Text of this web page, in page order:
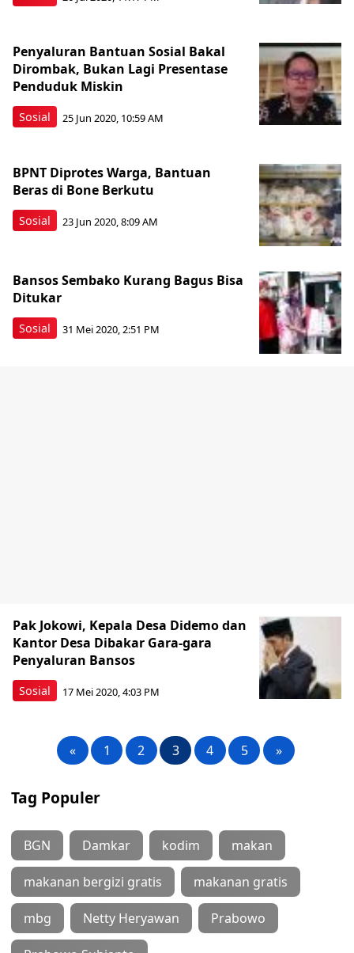
Sosial
Penyaluran Bantuan Sosial Bakal
Dirombak, Bukan Lagi Presentase
Penduduk Miskin
25 Jun 2020, 10:59 AM
Sosial
BPNT Diprotes Warga, Bantuan
Beras di Bone Berkutu
23 Jun 2020, 8:09 AM
Sosial
Bansos Sembako Kurang Bagus Bisa
Ditukar
31 Mei 2020, 2:51 PM
Sosial
Pak Jokowi, Kepala Desa Didemo dan
Kantor Desa Dibakar Gara-gara
Penyaluran Bansos
17 Mei 2020, 4:03 PM
« 1 2 3 4 5 »
Tag Populer
BGN Damkar kodim makan
makanan bergizi gratis makanan gratis
mbg Netty Heryawan Prabowo